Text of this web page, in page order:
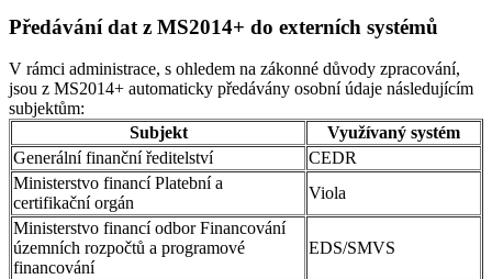
Předávání dat z MS2014+ do externích systémů
V rámci administrace, s ohledem na zákonné důvody zpracování,
jsou z MS2014+ automaticky předávány osobní údaje následujícím
subjektům:
Subjekt
Využívaný systém
Generální finanční ředitelství
CEDR
Ministerstvo financí Platební a
certifikační orgán
Viola
Ministerstvo financí odbor Financování
územních rozpočtů a programové
financování
EDS/SMVS